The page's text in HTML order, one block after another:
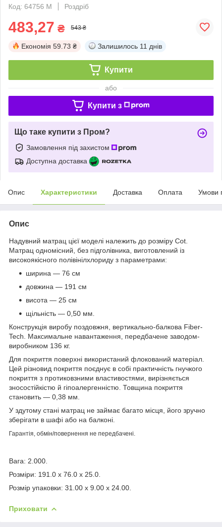
Код: 64756 М
Роздріб
483,27 ₴ 543 ₴
Економія 59.73 ₴ Залишилось 11 днів
Купити
або
Купити з
Що таке купити з Пром?
Замовлення під захистом
Доступна доставка
Опис Характеристики Доставка Оплата Умови
Опис
Надувний матрац цієї моделі належить до розміру Cot.
Матрац одномісний, без підголівника, виготовлений із
високоякісного полівінілхлориду з параметрами:
ширина — 76 см
довжина — 191 см
висота — 25 см
щільність — 0,50 мм.
Конструкція виробу поздовжня, вертикально-балкова Fiber-
Tech. Максимальне навантаження, передбачене заводом-
виробником 136 кг.
Для покриття поверхні використаний флокований матеріал.
Цей різновид покриття поєднує в собі практичність гнучкого
покриття з протиковзними властивостями, вирізняється
зносостійкістю й гіпоалергенністю. Товщина покриття
становить — 0,38 мм.
У здутому стані матрац не займає багато місця, його зручно
зберігати в шафі або на балконі.
Гарантія, обмін/повернення не передбачені.
Вага: 2.000.
Розміри: 191.0 x 76.0 x 25.0.
Розмір упаковки: 31.00 x 9.00 x 24.00.
Приховати